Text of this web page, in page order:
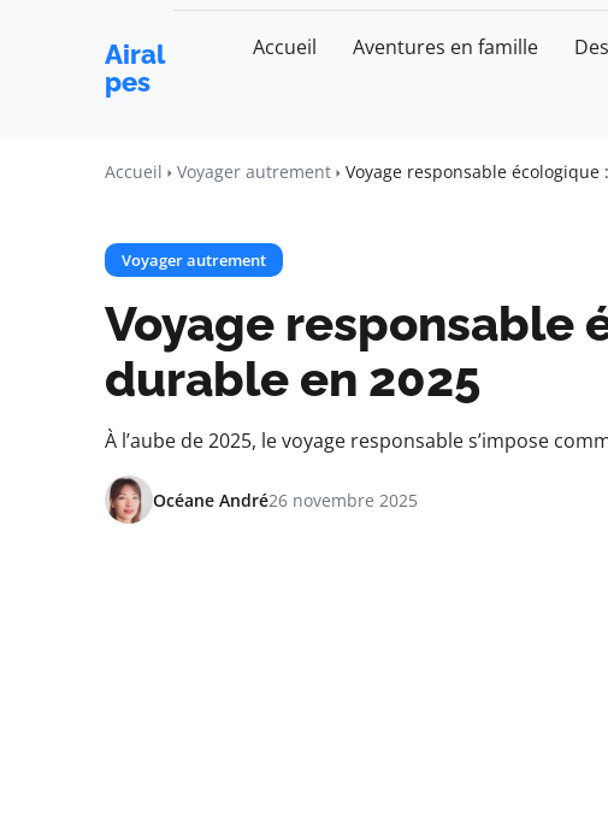
Airal
pes
Accueil Aventures en famille
Accueil Voyager autrement Voyage responsable
Voyager autrement
Voyage responsable
durable en 2025
À l’aube de 2025, le voyage responsable s’impose
Océane André26 novembre 2025